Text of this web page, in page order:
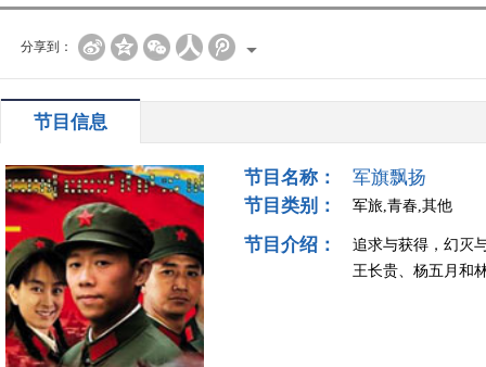
分享到：
节目信息
节目名称：
军旗飘扬
节目类别：
军旅,青春,其他
节目介绍：
追求与获得，幻灭
王长贵、杨五月和